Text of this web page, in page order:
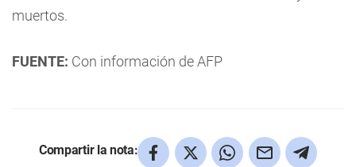
muertos.
FUENTE: Con información de AFP
Compartir la nota: